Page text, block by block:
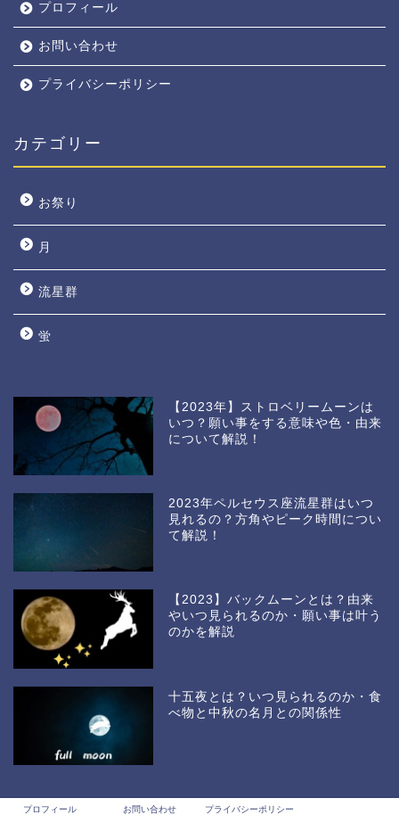
プロフィール
お問い合わせ
プライバシーポリシー
カテゴリー
お祭り
月
流星群
蛍
【2023年】ストロベリームーンは
いつ？願い事をする意味や色・由来
について解説！
2023年ペルセウス座流星群はいつ
見れるの？方角やピーク時間につい
て解説！
【2023】バックムーンとは？由来
やいつ見られるのか・願い事は叶う
のかを解説
十五夜とは？いつ見られるのか・食
べ物と中秋の名月との関係性
プロフィール お問い合わせ プライバシーポリシー